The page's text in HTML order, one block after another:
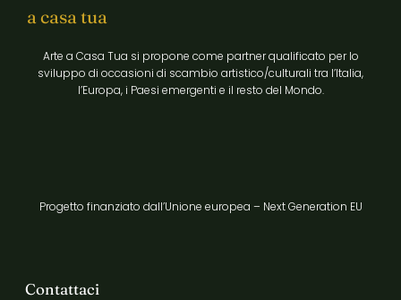
a casa tua
Arte a Casa Tua si propone come partner qualificato per lo
sviluppo di occasioni di scambio artistico/culturali tra l’Italia,
l’Europa, i Paesi emergenti e il resto del Mondo.
Progetto finanziato dall’Unione europea – Next Generation EU
Contattaci